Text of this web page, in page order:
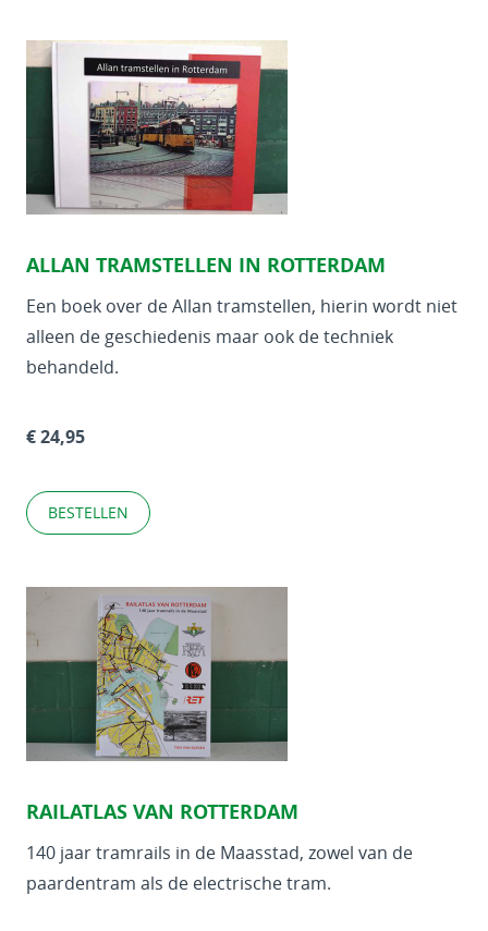
ALLAN TRAMSTELLEN IN ROTTERDAM
Een boek over de Allan tramstellen, hierin wordt niet
alleen de geschiedenis maar ook de techniek
behandeld.
€ 24,95
BESTELLEN
RAILATLAS VAN ROTTERDAM
140 jaar tramrails in de Maasstad, zowel van de
paardentram als de electrische tram.